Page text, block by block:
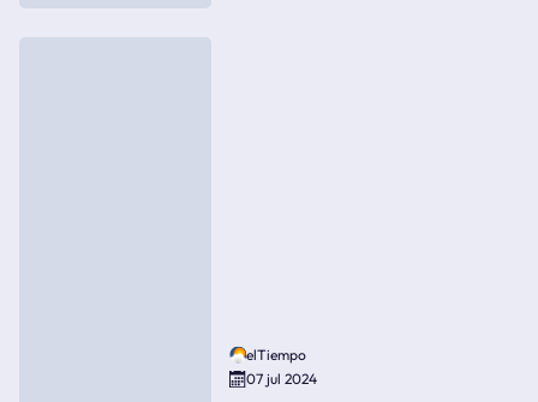
elTiempo
07 jul 2024